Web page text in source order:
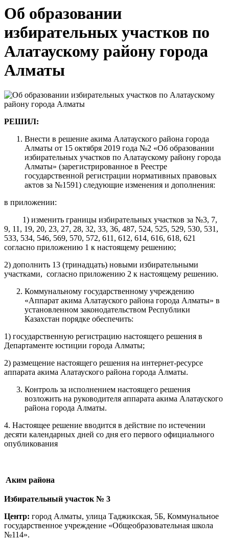
Об образовании
избирательных участков по
Алатаускому району города
Алматы
РЕШИЛ:
Внести в решение акима Алатауского района города
Алматы от 15 октября 2019 года №2 «Об образовании
избирательных участков по Алатаускому району города
Алматы» (зарегистрированное в Реестре
государственной регистрации нормативных правовых
актов за №1591) следующие изменения и дополнения:
в приложении:
1) изменить границы избирательных участков за №3, 7,
9, 11, 19, 20, 23, 27, 28, 32, 33, 36, 487, 524, 525, 529, 530, 531,
533, 534, 546, 569, 570, 572, 611, 612, 614, 616, 618, 621
согласно приложению 1 к настоящему решению;
2) дополнить 13 (тринадцать) новыми избирательными
участками, согласно приложению 2 к настоящему решению.
Коммунальному государственному учреждению
«Аппарат акима Алатауского района города Алматы» в
установленном законодательством Республики
Казахстан порядке обеспечить:
1) государственную регистрацию настоящего решения в
Департаменте юстиции города Алматы;
2) размещение настоящего решения на интернет-ресурсе
аппарата акима Алатауского района города Алматы.
Контроль за исполнением настоящего решения
возложить на руководителя аппарата акима Алатауского
района города Алматы.
4. Настоящее решение вводится в действие по истечении
десяти календарных дней со дня его первого официального
опубликования
Аким района
Избирательный участок № 3
Центр: город Алматы, улица Таджикская, 5Б, Коммунальное
государственное учреждение «Общеобразовательная школа
№114».